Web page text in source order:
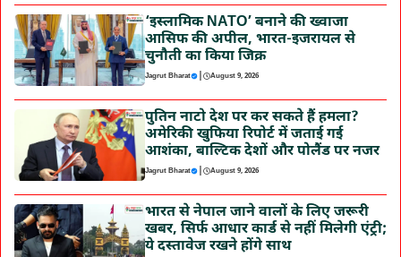
‘इस्लामिक NATO’ बनाने की ख्वाजा
आसिफ की अपील, भारत-इजरायल से
चुनौती का किया जिक्र
Jagrut Bharat | August 9, 2026
पुतिन नाटो देश पर कर सकते हैं हमला?
अमेरिकी खुफिया रिपोर्ट में जताई गई
आशंका, बाल्टिक देशों और पोलैंड पर नजर
Jagrut Bharat | August 9, 2026
भारत से नेपाल जाने वालों के लिए जरूरी
खबर, सिर्फ आधार कार्ड से नहीं मिलेगी एंट्री;
ये दस्तावेज रखने होंगे साथ